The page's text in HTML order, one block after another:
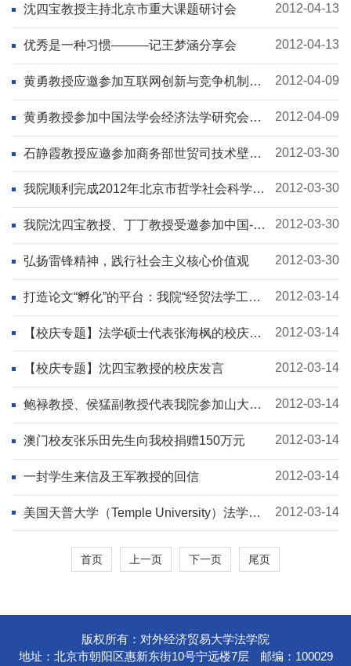
沈四宝教授主持北京市重大课题研讨会 2012-04-13
优秀是一种习惯———记王梦涵分享会 2012-04-13
黄勇教授应邀参加互联网创新与竞争机制法
制环境论坛
2012-04-09
黄勇教授参加中国法学会经济法学研究会
2012年年会
2012-04-09
石静霞教授应邀参加商务部世贸司技术壁垒
座谈会
2012-03-30
我院顺利完成2012年北京市哲学社会科学项
目规划项目的申报推荐工作
2012-03-30
我院沈四宝教授、丁丁教授受邀参加中国-东
盟法律合作中心会议
2012-03-30
弘扬雷锋精神，践行社会主义核心价值观 2012-03-30
打造论文“孵化”的平台：我院“经贸法学工作
坊”简介
2012-03-14
【校庆专题】法学硕士代表张海枫的校庆发
言
2012-03-14
【校庆专题】沈四宝教授的校庆发言 2012-03-14
鲍禄教授、侯猛副教授代表我院参加山大法
学教育会议
2012-03-14
澳门校友张乐田先生向我校捐赠150万元 2012-03-14
一封学生来信及王军教授的回信 2012-03-14
美国天普大学（Temple University）法学院
教授来我院讲座
2012-03-14
首页 上一页 下一页 尾页
版权所有：对外经济贸易大学法学院
地址：北京市朝阳区惠新东街10号宁远楼7层
邮编：100029